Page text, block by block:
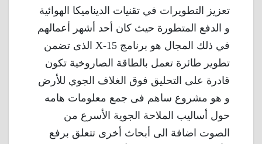
تعزيز التطويرات في تقنيات الديناميكا الهوائية
و الدفع المتطورة حيث كان أحد أشهر أعمالهم
في ذلك المجال هو برنامج X-15 الذى تضمن
تطوير طائرة تعمل بالطاقة الصاروخية تكون
قادرة على التحليق فوق الغلاف الجوي للأرض
و هو مشروع ساهم فى جمع معلومات هامه
حول أساليب الملاحة الجوية الأسرع من
الصوت اضافة الى أبحاث أخرى تتعلق برفع